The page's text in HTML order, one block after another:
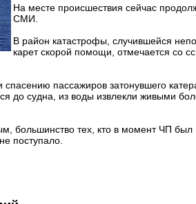
На месте происшествия сейчас
СМИ.
В район катастрофы, случившейся
карет скорой помощи, отмечается со
спасению пассажиров затонувшего
до судна, из воды извлекли живыми
большинство тех, кто в момент ЧП
поступало.